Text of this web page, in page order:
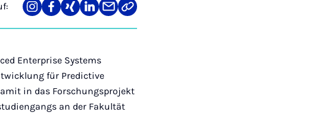
Teilen
auf
Teilen
auf
Teilen
auf
Teilen
auf
Teilen
über
Link
kopieren
Enterprise Systems
für Predictive
in das Forschungsprojekt
an der Fakultät